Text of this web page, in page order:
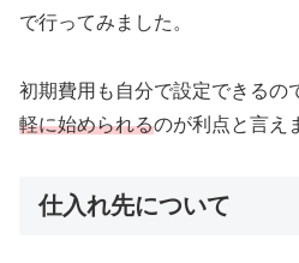
で行ってみました。
初期費用も自分で設定できるの
軽に始められるのが利点と言え
仕入れ先について